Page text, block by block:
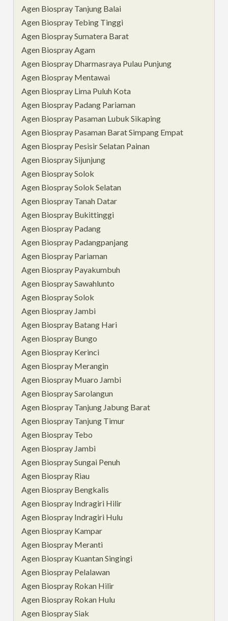
Agen Biospray Tanjung Balai
Agen Biospray Tebing Tinggi
Agen Biospray Sumatera Barat
Agen Biospray Agam
Agen Biospray Dharmasraya Pulau Punjung
Agen Biospray Mentawai
Agen Biospray Lima Puluh Kota
Agen Biospray Padang Pariaman
Agen Biospray Pasaman Lubuk Sikaping
Agen Biospray Pasaman Barat Simpang Empat
Agen Biospray Pesisir Selatan Painan
Agen Biospray Sijunjung
Agen Biospray Solok
Agen Biospray Solok Selatan
Agen Biospray Tanah Datar
Agen Biospray Bukittinggi
Agen Biospray Padang
Agen Biospray Padangpanjang
Agen Biospray Pariaman
Agen Biospray Payakumbuh
Agen Biospray Sawahlunto
Agen Biospray Solok
Agen Biospray Jambi
Agen Biospray Batang Hari
Agen Biospray Bungo
Agen Biospray Kerinci
Agen Biospray Merangin
Agen Biospray Muaro Jambi
Agen Biospray Sarolangun
Agen Biospray Tanjung Jabung Barat
Agen Biospray Tanjung Timur
Agen Biospray Tebo
Agen Biospray Jambi
Agen Biospray Sungai Penuh
Agen Biospray Riau
Agen Biospray Bengkalis
Agen Biospray Indragiri Hilir
Agen Biospray Indragiri Hulu
Agen Biospray Kampar
Agen Biospray Meranti
Agen Biospray Kuantan Singingi
Agen Biospray Pelalawan
Agen Biospray Rokan Hilir
Agen Biospray Rokan Hulu
Agen Biospray Siak